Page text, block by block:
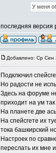
У меня
последняя версия
Добавлено: Ср Сен
Подключил
Но радости не
Здесь на форуме
приходит на ум
На планете две
На спейсгете их
тока башкирский
Настроек по
переслать их мне